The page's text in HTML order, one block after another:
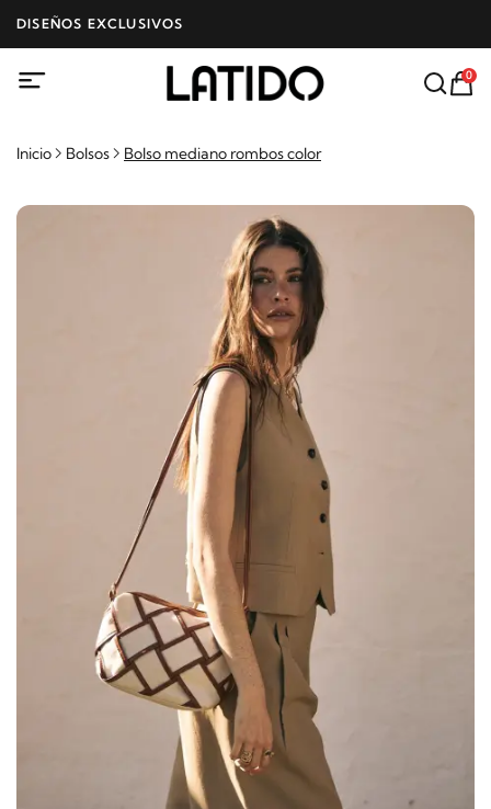
DISEÑOS EXCLUSIVOS
0
Inicio Bolsos Bolso mediano rombos color